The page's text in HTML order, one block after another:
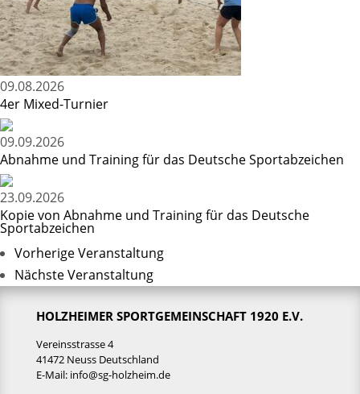
09.08.2026
4er Mixed-Turnier
09.09.2026
Abnahme und Training für das Deutsche Sportabzeichen
23.09.2026
Kopie von Abnahme und Training für das Deutsche
Sportabzeichen
Vorherige Veranstaltung
Nächste Veranstaltung
HOLZHEIMER SPORTGEMEINSCHAFT 1920 E.V.
Vereinsstrasse 4
41472 Neuss Deutschland
E-Mail: info@sg-holzheim.de